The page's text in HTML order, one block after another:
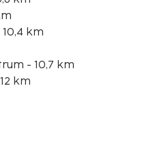
km
- 10,7 km
km